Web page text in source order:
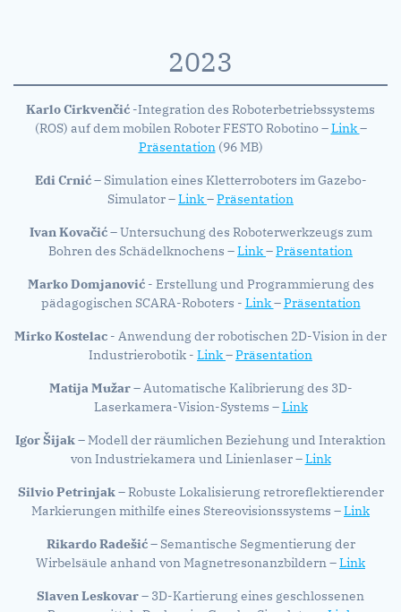
2023
Karlo Cirkvenčić -Integration des Roboterbetriebssystems
(ROS) auf dem mobilen Roboter FESTO Robotino –Link–
Präsentation(96 MB)
Edi Crnić– Simulation eines Kletterroboters im Gazebo-
Simulator –Link–Präsentation
Ivan Kovačić– Untersuchung des Roboterwerkzeugs zum
Bohren des Schädelknochens –Link–Präsentation
Marko Domjanović- Erstellung und Programmierung des
pädagogischen SCARA-Roboters - Link–Präsentation
Mirko Kostelac - Anwendung der robotischen 2D-Vision in der
Industrierobotik - Link–Präsentation
Matija Mužar– Automatische Kalibrierung des 3D-
Laserkamera-Vision-Systems –Link
Igor Šijak– Modell der räumlichen Beziehung und Interaktion
von Industriekamera und Linienlaser –Link
Silvio Petrinjak– Robuste Lokalisierung retroreflektierender
Markierungen mithilfe eines Stereovisionssystems –Link
Rikardo Radešić– Semantische Segmentierung der
Wirbelsäule anhand von Magnetresonanzbildern –Link
Slaven Leskovar– 3D-Kartierung eines geschlossenen